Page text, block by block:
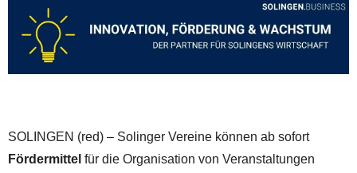
SOLINGEN (red) – Solinger Vereine können ab sofort
Fördermittel für die Organisation von Veranstaltungen